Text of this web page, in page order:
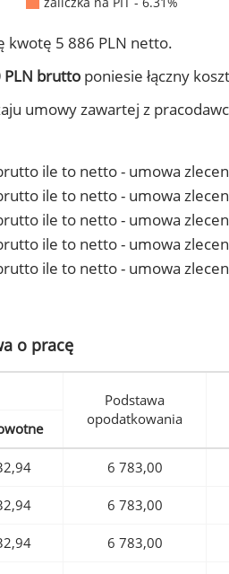
kwotę 5 886 PLN netto.
PLN brutto poniesie łączny
umowy zawartej z
ile to netto - umowa
ile to netto - umowa
ile to netto - umowa
ile to netto - umowa
ile to netto - umowa
o pracę
Podstawa
opodatkowania
6 783,00
6 783,00
6 783,00